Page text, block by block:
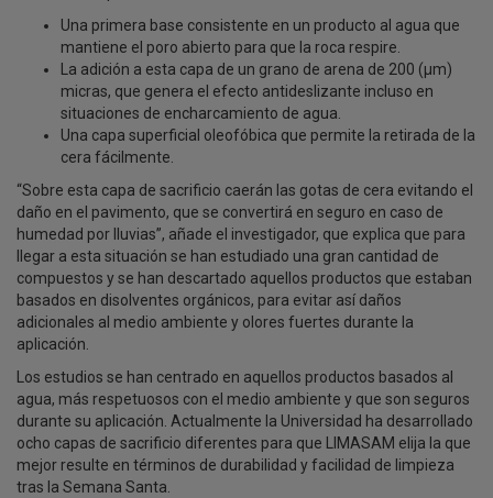
Una primera base consistente en un producto al agua que
mantiene el poro abierto para que la roca respire.
La adición a esta capa de un grano de arena de 200 (µm)
micras, que genera el efecto antideslizante incluso en
situaciones de encharcamiento de agua.
Una capa superficial oleofóbica que permite la retirada de la
cera fácilmente.
“Sobre esta capa de sacrificio caerán las gotas de cera evitando el
daño en el pavimento, que se convertirá en seguro en caso de
humedad por lluvias”, añade el investigador, que explica que para
llegar a esta situación se han estudiado una gran cantidad de
compuestos y se han descartado aquellos productos que estaban
basados en disolventes orgánicos, para evitar así daños
adicionales al medio ambiente y olores fuertes durante la
aplicación.
Los estudios se han centrado en aquellos productos basados al
agua, más respetuosos con el medio ambiente y que son seguros
durante su aplicación. Actualmente la Universidad ha desarrollado
ocho capas de sacrificio diferentes para que LIMASAM elija la que
mejor resulte en términos de durabilidad y facilidad de limpieza
tras la Semana Santa.